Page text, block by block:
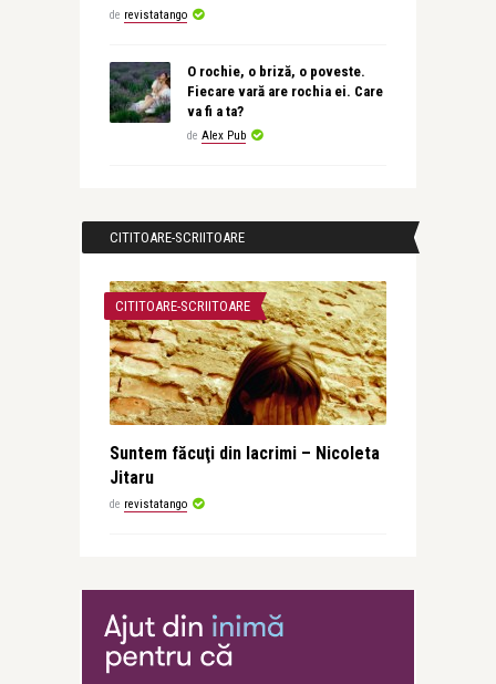
de revistatango
O rochie, o briză, o poveste.
Fiecare vară are rochia ei. Care
va fi a ta?
de Alex Pub
CITITOARE-SCRIITOARE
CITITOARE-SCRIITOARE
Suntem făcuţi din lacrimi – Nicoleta
Jitaru
de revistatango